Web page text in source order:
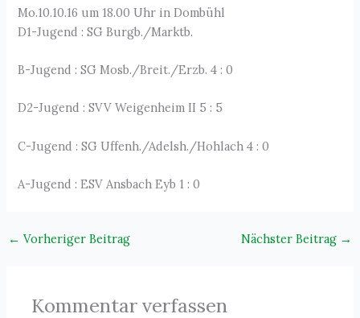
Mo.10.10.16 um 18.00 Uhr in Dombühl
D1-Jugend : SG Burgb./Marktb.
B-Jugend : SG Mosb./Breit./Erzb. 4 : 0
D2-Jugend : SVV Weigenheim II 5 : 5
C-Jugend : SG Uffenh./Adelsh./Hohlach 4 : 0
A-Jugend : ESV Ansbach Eyb 1 : 0
← Vorheriger Beitrag Nächster Beitrag →
Kommentar verfassen